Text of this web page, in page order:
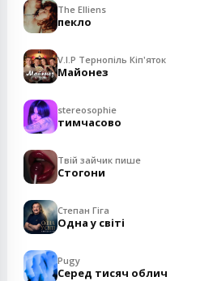
The Elliens
пекло
V.I.P Тернопіль Кіп'яток
Майонез
stereosophie
тимчасово
Твій зайчик пише
Стогони
Степан Гіга
Одна у світі
Pugy
Серед тисяч облич